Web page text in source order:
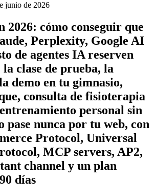
junio de 2026
2026: cómo conseguir que
Perplexity, Google AI
de agentes IA reserven
clase de prueba, la
demo en tu gimnasio,
consulta de fisioterapia
personal sin
pase nunca por tu web, con
Protocol, Universal
MCP servers, AP2,
channel y un plan
días